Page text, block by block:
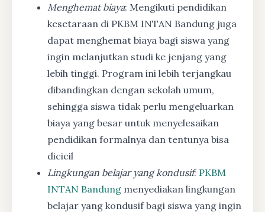
Menghemat biaya: Mengikuti pendidikan
kesetaraan di PKBM INTAN Bandung juga
dapat menghemat biaya bagi siswa yang
ingin melanjutkan studi ke jenjang yang
lebih tinggi. Program ini lebih terjangkau
dibandingkan dengan sekolah umum,
sehingga siswa tidak perlu mengeluarkan
biaya yang besar untuk menyelesaikan
pendidikan formalnya dan tentunya bisa
dicicil
Lingkungan belajar yang kondusif: PKBM
INTAN Bandung menyediakan lingkungan
belajar yang kondusif bagi siswa yang ingin